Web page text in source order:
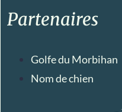
Partenaires
Golfe du Morbihan
Nom de chien